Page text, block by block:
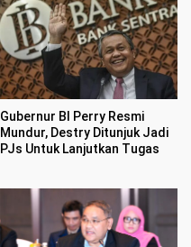
Gubernur BI Perry Resmi
Mundur, Destry Ditunjuk Jadi
PJs Untuk Lanjutkan Tugas